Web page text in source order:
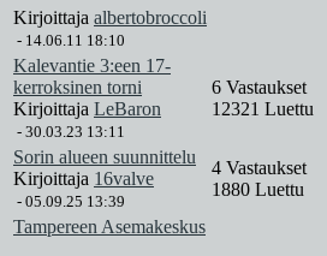
Kirjoittaja albertobroccoli
- 14.06.11 18:10
Kalevantie 3:een 17-
kerroksinen torni
Kirjoittaja LeBaron
- 30.03.23 13:11
6 Vastaukset
12321 Luettu
Sorin alueen suunnittelu
Kirjoittaja 16valve
- 05.09.25 13:39
4 Vastaukset
1880 Luettu
Tampereen Asemakeskus